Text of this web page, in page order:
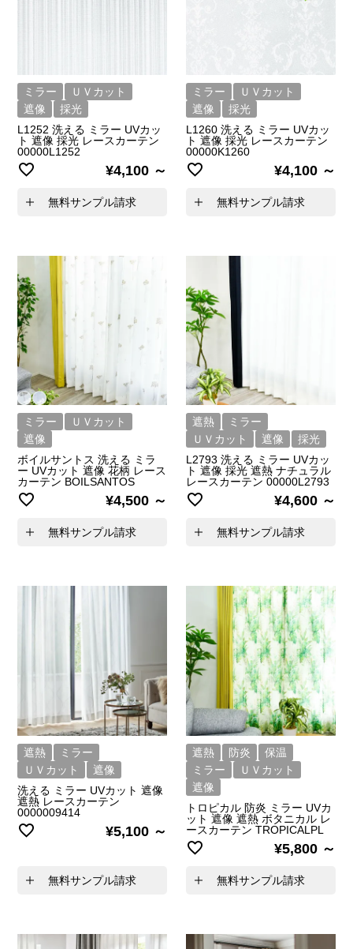
ミラー
ＵＶカット
遮像
採光
L1252 洗える ミラー UVカッ
ト 遮像 採光 レースカーテン
00000L1252
¥4,100
無料サンプル請求
ミラー
ＵＶカット
遮像
採光
L1260 洗える ミラー UVカッ
ト 遮像 採光 レースカーテン
00000K1260
¥4,100
無料サンプル請求
ミラー
ＵＶカット
遮像
ボイルサントス 洗える ミラ
ー UVカット 遮像 花柄 レース
カーテン BOILSANTOS
¥4,500
無料サンプル請求
遮熱
ミラー
ＵＶカット
遮像
採光
L2793 洗える ミラー UVカッ
ト 遮像 採光 遮熱 ナチュラル
レースカーテン 00000L2793
¥4,600
無料サンプル請求
遮熱
ミラー
ＵＶカット
遮像
洗える ミラー UVカット 遮像
遮熱 レースカーテン
0000009414
¥5,100
無料サンプル請求
遮熱 防炎
保温
ミラー
ＵＶカット
遮像
トロピカル 防炎 ミラー UVカ
ット 遮像 遮熱 ボタニカル レ
ースカーテン TROPICALPL
¥5,800
無料サンプル請求